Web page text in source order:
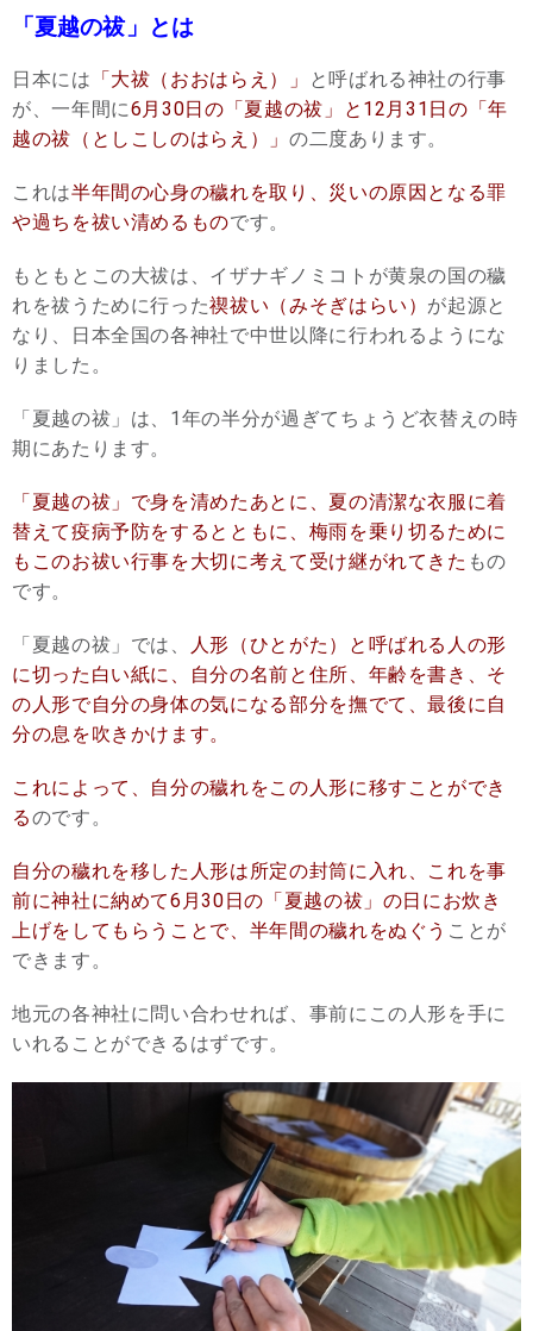
「夏越の祓」とは
日本には 「大祓（おおはらえ）」
と呼ばれる神社の行事
が、一年間に6月30日の「夏越の祓」と12月31日の「年
越の祓（としこしのはらえ）」 の二度あります。
これは半年間の心身の穢れを取り、災いの原因となる罪
や過ちを祓い清めるものです。
もともとこの大祓は、イザナギノミコトが黄泉の国の穢
れを祓うために行った禊祓い（みそぎはらい） が起源と
なり、日本全国の各神社で中世以降に行われるようにな
りました。
「夏越の祓」は、1年の半分が過ぎてちょうど衣替えの時
期にあたります。
「夏越の祓」で身を清めたあとに、夏の清潔な衣服に着
替えて疫病予防をするとともに、梅雨を乗り切るために
もこのお祓い行事を大切に考えて受け継がれてきた もの
です。
「夏越の祓」では、
人形（ひとがた）と呼ばれる人の形
に切った白い紙に、自分の名前と住所、年齢を書き、そ
の人形で自分の身体の気になる部分を撫でて、最後に自
分の息を吹きかけます。
これによって、自分の穢れをこの人形に移すことができ
るのです。
自分の穢れを移した人形は所定の封筒に入れ、これを事
前に神社に納めて6月30日の「夏越の祓」の日にお炊き
上げをしてもらうことで、半年間の穢れをぬぐう ことが
できます。
地元の各神社に問い合わせれば、事前にこの人形を手に
いれることができるはずです。